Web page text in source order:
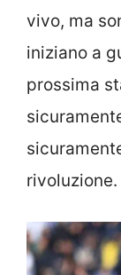
vivo, ma
iniziano a
prossima
rivoluzione.